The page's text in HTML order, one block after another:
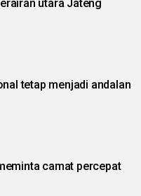
utara Jateng
tetap menjadi andalan
camat percepat